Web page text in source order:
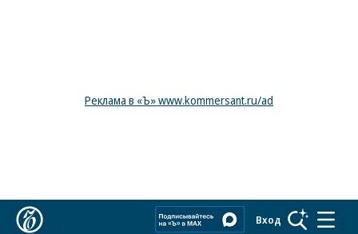
Реклама в «Ъ» www.kommersant.ru/ad
Вход